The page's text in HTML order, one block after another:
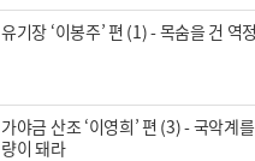
유기장 ‘이봉주’ 편 (1) - 목숨을 건 역
가야금 산조 ‘이영희’ 편 (3) - 국악계
량이 돼라